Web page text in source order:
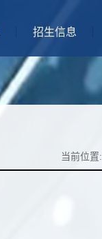
招生信息
当前位置: